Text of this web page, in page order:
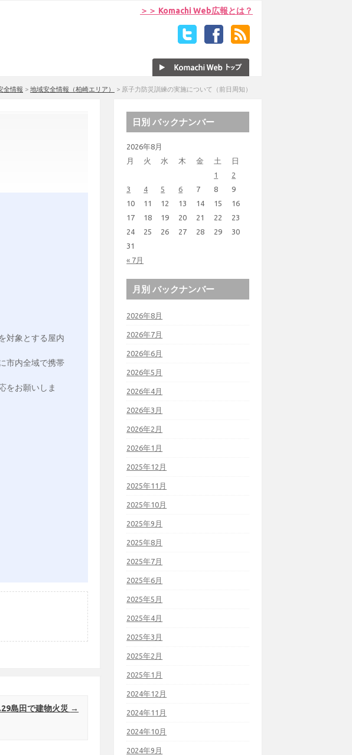
＞＞ Komachi Web広報とは？
全情報 > 地域安全情報（柏崎エリア） > 原子力防災訓練の実施について（前日周知）
対象とする屋内
市内全域で携帯
をお願いしま
島田で建物火災 →
日別 バックナンバー
2026年8月
月
火 水 木 金 土 日
« 7月
1
2
3
4 5 6 7 8
9
10
11 12 13 14 15
16
17
18 19 20 21 22
23
24
25 26 27 28 29
30
31
月別 バックナンバー
2026年8月
2026年7月
2026年6月
2026年5月
2026年4月
2026年3月
2026年2月
2026年1月
2025年12月
2025年11月
2025年10月
2025年9月
2025年8月
2025年7月
2025年6月
2025年5月
2025年4月
2025年3月
2025年2月
2025年1月
2024年12月
2024年11月
2024年10月
2024年9月